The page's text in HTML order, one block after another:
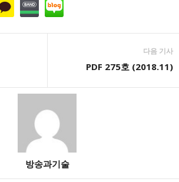
다음 기사
PDF 275호 (2018.11)
방송과기술